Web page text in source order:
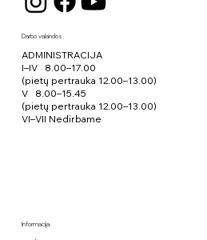
Darbo valandos
ADMINISTRACIJA
I–IV 8.00–17.00
(pietų pertrauka 12.00–13.00)
V 8.00–15.45
(pietų pertrauka 12.00–13.00)
VI–VII Nedirbame
Informacija